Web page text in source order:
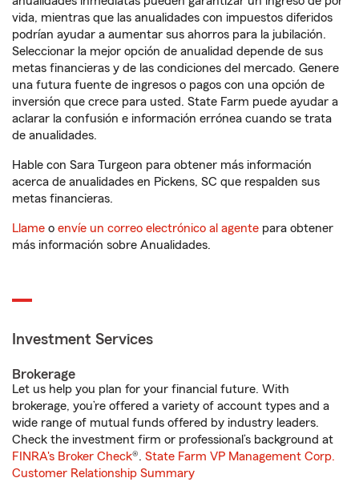
vida, mientras que las anualidades con impuestos diferidos
podrían ayudar a aumentar sus ahorros para la jubilación.
Seleccionar la mejor opción de anualidad depende de sus
metas financieras y de las condiciones del mercado. Genere
una futura fuente de ingresos o pagos con una opción de
inversión que crece para usted. State Farm puede ayudar a
aclarar la confusión e información errónea cuando se trata
de anualidades.
Hable con Sara Turgeon para obtener más información
acerca de anualidades en Pickens, SC que respalden sus
metas financieras.
Llame o envíe un correo electrónico al agente para obtener
más información sobre Anualidades.
Investment Services
Brokerage
Let us help you plan for your financial future. With
brokerage, you’re offered a variety of account types and a
wide range of mutual funds offered by industry leaders.
Check the investment firm or professional’s background at
FINRA's Broker Check®. State Farm VP Management Corp.
Customer Relationship Summary